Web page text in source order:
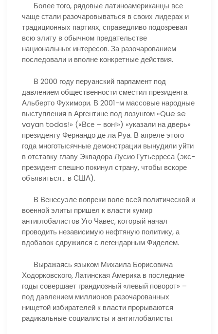
Более того, рядовые латиноамериканцы все
чаще стали разочаровываться в своих лидерах и
традиционных партиях, справедливо подозревая
всю элиту в обычном предательстве
национальных интересов. За разочарованием
последовали и вполне конкретные действия.
В 2000 году перуанский парламент под
давлением общественности сместил президента
Альберто Фухимори. В 2001-м массовые народные
выступления в Аргентине под лозунгом «Que se
vayan todos!» («Все – вон!») «указали на дверь»
президенту Фернандо де ла Руа. В апреле этого
года многотысячные демонстрации вынудили уйти
в отставку главу Эквадора Лусио Гутьерреса (экс-
президент спешно покинул страну, чтобы вскоре
объявиться… в США).
В Венесуэле вопреки воле всей политической и
военной элиты пришел к власти кумир
антиглобалистов Уго Чавес, который начал
проводить независимую нефтяную политику, а
вдобавок сдружился с легендарным Фиделем.
Выражаясь языком Михаила Борисовича
Ходорковского, Латинская Америка в последние
годы совершает грандиозный «левый поворот» –
под давлением миллионов разочарованных
нищетой избирателей к власти прорываются
радикальные социалисты и антиглобалисты.